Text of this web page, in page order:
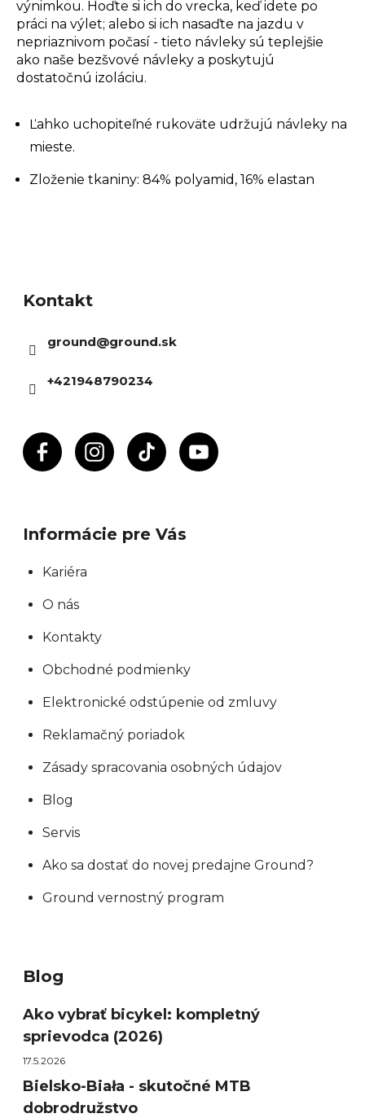
výnimkou. Hoďte si ich do vrecka, keď idete po
práci na výlet; alebo si ich nasaďte na jazdu v
nepriaznivom počasí - tieto návleky sú teplejšie
ako naše bezšvové návleky a poskytujú
dostatočnú izoláciu.
Ľahko uchopiteľné rukoväte udržujú návleky na
mieste.
Zloženie tkaniny: 84% polyamid, 16% elastan
Kontakt
ground@ground.sk
+421948790234
Informácie pre Vás
Kariéra
O nás
Kontakty
Obchodné podmienky
Elektronické odstúpenie od zmluvy
Reklamačný poriadok
Zásady spracovania osobných údajov
Blog
Servis
Ako sa dostať do novej predajne Ground?
Ground vernostný program
Blog
Ako vybrať bicykel: kompletný
sprievodca (2026)
17.5.2026
Bielsko-Biała - skutočné MTB
dobrodružstvo